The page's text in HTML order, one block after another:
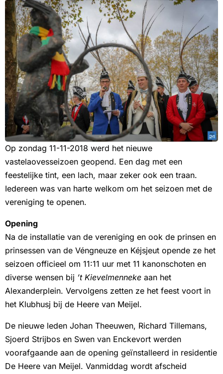
Op zondag 11-11-2018 werd het nieuwe
vastelaovesseizoen geopend. Een dag met een
feestelijke tint, een lach, maar zeker ook een traan.
Iedereen was van harte welkom om het seizoen met de
vereniging te openen.
Opening
Na de installatie van de vereniging en ook de prinsen en
prinsessen van de Véngneuze en Kéjsjeut opende ze het
seizoen officieel om 11:11 uur met 11 kanonschoten en
diverse wensen bij ’t Kievelmenneke aan het
Alexanderplein. Vervolgens zetten ze het feest voort in
het Klubhusj bij de Heere van Meijel.
De nieuwe leden Johan Theeuwen, Richard Tillemans,
Sjoerd Strijbos en Swen van Enckevort werden
voorafgaande aan de opening geïnstalleerd in residentie
De Heere van Meijel. Vanmiddag wordt afscheid